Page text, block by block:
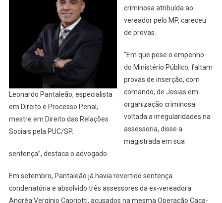
Leonardo Pantaleão, especialista
em Direito e Processo Penal,
mestre em Direito das Relações
Sociais pela PUC/SP.
criminosa atribuída ao
vereador pelo MP, careceu
de provas.
“Em que pese o empenho
do Ministério Público, faltam
provas de inserção, com
comando, de Josias em
organização criminosa
voltada a irregularidades na
assessoria, disse a
magistrada em sua
sentença”, destaca o advogado.
Em setembro, Pantaleão já havia revertido sentença
condenatória e absolvido três assessores da ex-vereadora
Andréa Vergínio Capriotti, acusados na mesma Operação Caça-